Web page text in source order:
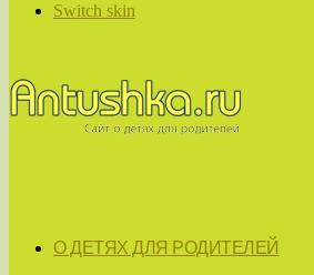
Switch skin
О ДЕТЯХ ДЛЯ РОДИТЕЛЕЙ